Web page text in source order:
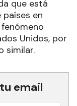
que está
en
Unidos, por
similar.
email